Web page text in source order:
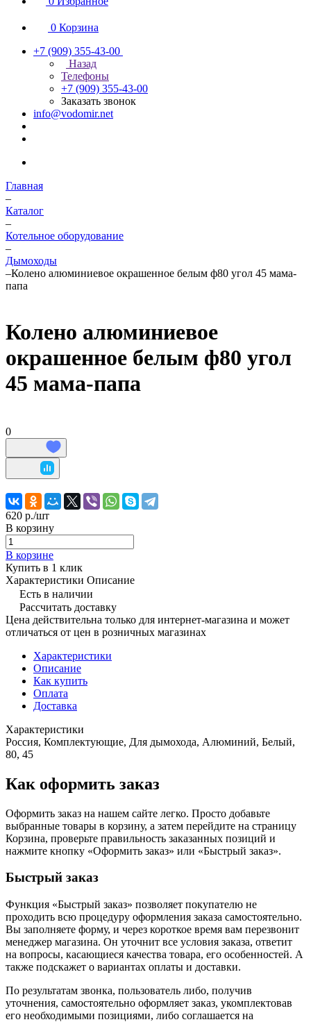
0 Корзина
+7 (909) 355-43-00
Назад
Телефоны
+7 (909) 355-43-00
Заказать звонок
info@vodomir.net
Главная
–
Каталог
–
Котельное оборудование
–
Дымоходы
–Колено алюминиевое окрашенное белым ф80 угол 45 мама-
папа
Колено алюминиевое
окрашенное белым ф80 угол
45 мама-папа
0
620 р./шт
В корзину
В корзине
Купить в 1 клик
Характеристики Описание
Есть в наличии
Рассчитать доставку
Цена действительна только для интернет-магазина и может
отличаться от цен в розничных магазинах
Характеристики
Описание
Как купить
Оплата
Доставка
Характеристики
Россия, Комплектующие, Для дымохода, Алюминий, Белый,
80, 45
Как оформить заказ
Оформить заказ на нашем сайте легко. Просто добавьте
выбранные товары в корзину, а затем перейдите на страницу
Корзина, проверьте правильность заказанных позиций и
нажмите кнопку «Оформить заказ» или «Быстрый заказ».
Быстрый заказ
Функция «Быстрый заказ» позволяет покупателю не
проходить всю процедуру оформления заказа самостоятельно.
Вы заполняете форму, и через короткое время вам перезвонит
менеджер магазина. Он уточнит все условия заказа, ответит
на вопросы, касающиеся качества товара, его особенностей. А
также подскажет о вариантах оплаты и доставки.
По результатам звонка, пользователь либо, получив
уточнения, самостоятельно оформляет заказ, укомплектовав
его необходимыми позициями, либо соглашается на